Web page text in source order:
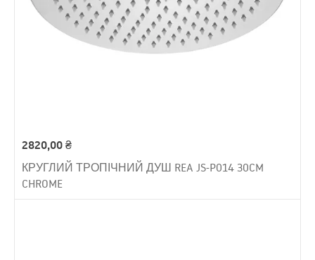
2820,00₴
КРУГЛИЙ ТРОПІЧНИЙ ДУШ REA JS-P014 30CM
CHROME